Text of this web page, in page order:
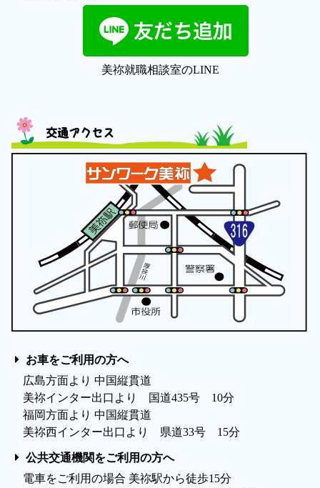
美祢就職相談室のLINE
交通アクセス
お車をご利用の方へ
広島方面より 中国縦貫道
美祢インター出口より 国道435号 10分
福岡方面より 中国縦貫道
美祢西インター出口より 県道33号 15分
公共交通機関をご利用の方へ
電車をご利用の場合 美祢駅から徒歩15分